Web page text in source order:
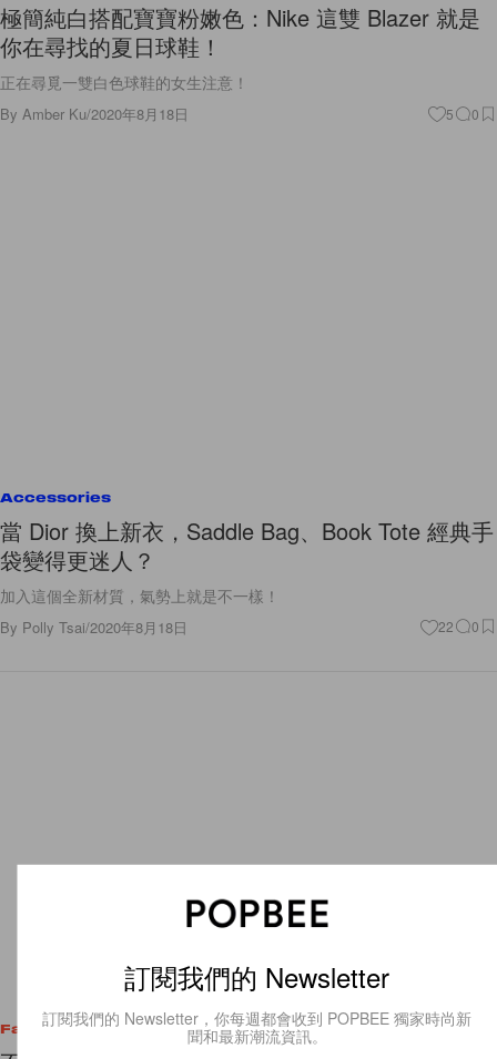
極簡純白搭配寶寶粉嫩色：Nike 這雙 Blazer 就是
你在尋找的夏日球鞋！
正在尋覓一雙白色球鞋的女生注意！
By Amber Ku/2020年8月18日 5 0
Accessories
當 Dior 換上新衣，Saddle Bag、Book Tote 經典手
袋變得更迷人？
加入這個全新材質，氣勢上就是不一樣！
By Polly Tsai/2020年8月18日 22 0
Fashion
訂閱我們的 Newsletter
訂閱我們的 Newsletter，你每週都會收到 POPBEE 獨家時尚新
聞和最新潮流資訊。